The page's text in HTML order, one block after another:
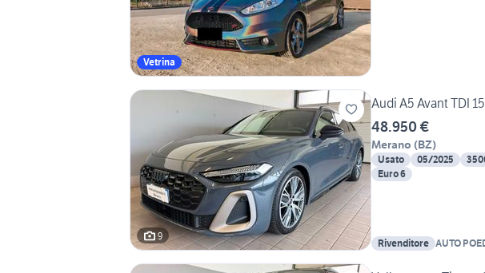
Vetrina
9
Audi A5 Avant TDI
48.950 €
Merano (BZ)
Usato 05/2025
Euro 6
Rivenditore AUTO